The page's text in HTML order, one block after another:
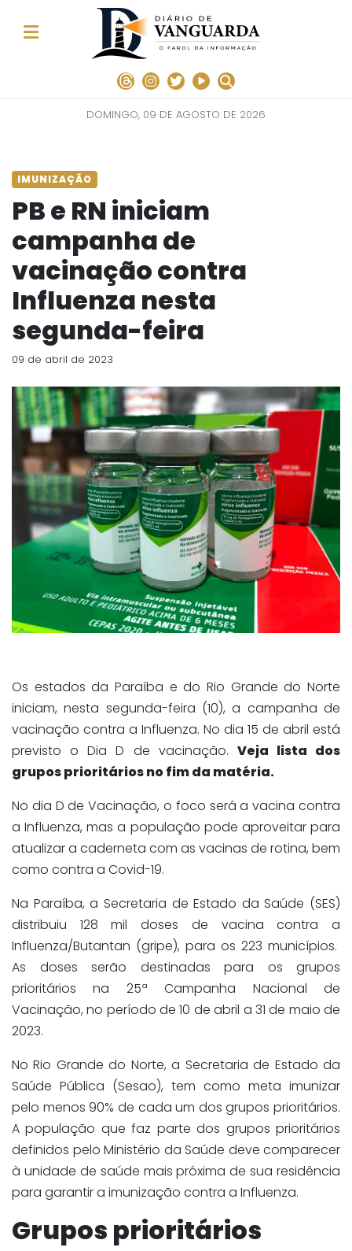
DOMINGO, 09 DE AGOSTO DE 2026
IMUNIZAÇÃO
PB e RN iniciam
campanha de
vacinação contra
Influenza nesta
segunda-feira
09 de abril de 2023
Os estados da Paraíba e do Rio Grande do Norte
iniciam, nesta segunda-feira (10), a campanha de
vacinação contra a Influenza. No dia 15 de abril está
previsto o Dia D de vacinação. Veja lista dos
grupos prioritários no fim da matéria.
No dia D de Vacinação, o foco será a vacina contra
aInfluenza, mas a população pode aproveitar para
atualizar a caderneta com as vacinas de rotina, bem
como contra a Covid-19.
Na Paraíba, a Secretaria de Estado da Saúde (SES)
distribuiu 128 mil doses de vacina contra a
Influenza/Butantan (gripe), para os 223 municípios.
As doses serão destinadas para os grupos
prioritários na 25ª Campanha Nacional de
Vacinação, no período de 10 de abril a 31 de maio de
2023.
No Rio Grande do Norte, a Secretaria de Estado da
Saúde Pública (Sesao), tem como meta imunizar
pelo menos 90% de cada um dos grupos prioritários.
A população que faz parte dos grupos prioritários
definidos pelo Ministério da Saúde deve comparecer
à unidade de saúde mais próxima de sua residência
para garantir a imunização contra a Influenza.
Grupos prioritários